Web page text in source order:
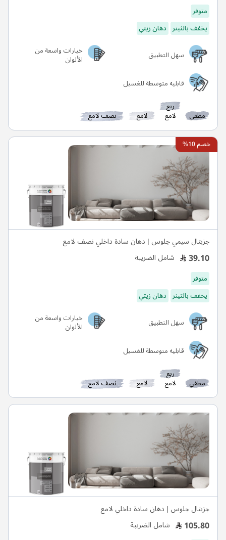
متوفر
يخفف بالثينر دهان زيتي
سهل التطبيق
خيارات واسعة من
الألوان
قابليه متوسطة للغسيل
مطفي
ربع
لامع لامع نصف لامع
خصم 10%
جزيتال سيمي جلوس | دهان سادة داخلي نصف لامع
39.10 شامل الضريبة
متوفر
يخفف بالثينر دهان زيتي
سهل التطبيق
خيارات واسعة من
الألوان
قابليه متوسطة للغسيل
مطفي
ربع
لامع لامع نصف لامع
جزيتال جلوس | دهان سادة داخلي لامع
105.80 شامل الضريبة